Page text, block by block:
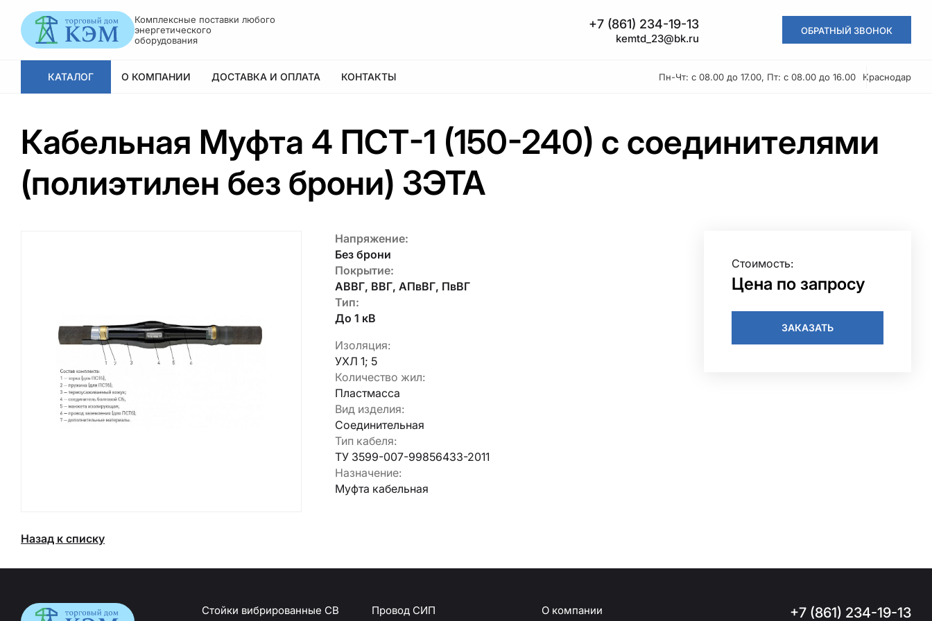
Комплексные поставки любого
энергетического
оборудования
+7 (861) 234-19-13
kemtd_23@bk.ru
ОБРАТНЫЙ ЗВОНОК
КАТАЛОГ О КОМПАНИИ ДОСТАВКА И ОПЛАТА КОНТАКТЫ Пн-Чт: с 08.00 до 17.00, Пт: с 08.00 до 16.00 Краснодар
Кабельная Муфта 4 ПСТ-1 (150-240) с соединителями
(полиэтилен без брони) ЗЭТА
Назад к списку
Напряжение:
Без брони
Покрытие:
АВВГ, ВВГ, АПвВГ, ПвВГ
Тип:
До 1 кВ
Изоляция:
УХЛ 1; 5
Количество жил:
Пластмасса
Вид изделия:
Соединительная
Тип кабеля:
ТУ 3599-007-99856433-2011
Назначение:
Муфта кабельная
Стоимость:
Цена по запросу
ЗАКАЗАТЬ
Стойки вибрированные СВ
Провод СИП
О компании
+7 (861) 234-19-13
Армавир
Геленджик
Горячий Ключ
Донецк
Краснодар
Кропоткин
Ростов
Севастополь
Симферополь
Ставрополь